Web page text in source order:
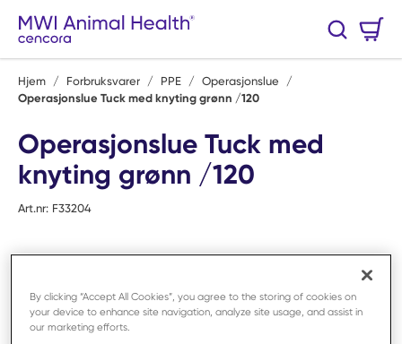
Hopp til hovedinnhold
Søk
Hjem / Forbruksvarer / PPE / Operasjonslue
/
Operasjonslue Tuck med knyting grønn /120
Operasjonslue Tuck med
knyting grønn /120
Art.nr: F33204
By clicking “Accept All Cookies”, you agree to the storing of cookies on
your device to enhance site navigation, analyze site usage, and assist in
our marketing efforts.